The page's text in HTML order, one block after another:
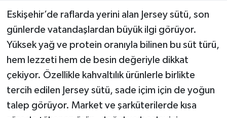
Eskişehir’de raflarda yerini alan Jersey sütü, son
günlerde vatandaşlardan büyük ilgi görüyor.
Yüksek yağ ve protein oranıyla bilinen bu süt türü,
hem lezzeti hem de besin değeriyle dikkat
çekiyor. Özellikle kahvaltılık ürünlerle birlikte
tercih edilen Jersey sütü, sade içim için de yoğun
talep görüyor. Market ve şarküterilerde kısa